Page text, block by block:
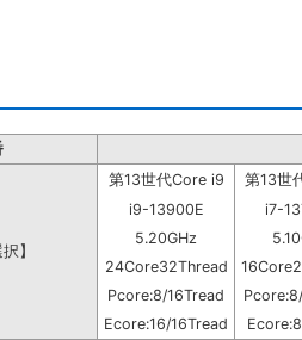
】
第13世代Core i9
第13世
i9-13900E
i7-
5.20GHz
24Core32Thread
Pcore:8/16Tread
Ecore:16/16Tread